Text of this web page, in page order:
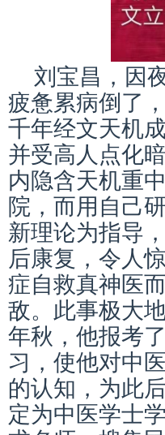
刘宝昌，因
疲惫累病倒了
千年经文天机
并受高人点化
内隐含天机重
院，而用自己
新理论为指导
后康复，令人
症自救真神医
敌。此事极大
年秋，他报考
习，使他对中
的认知，为此
定为中医学士